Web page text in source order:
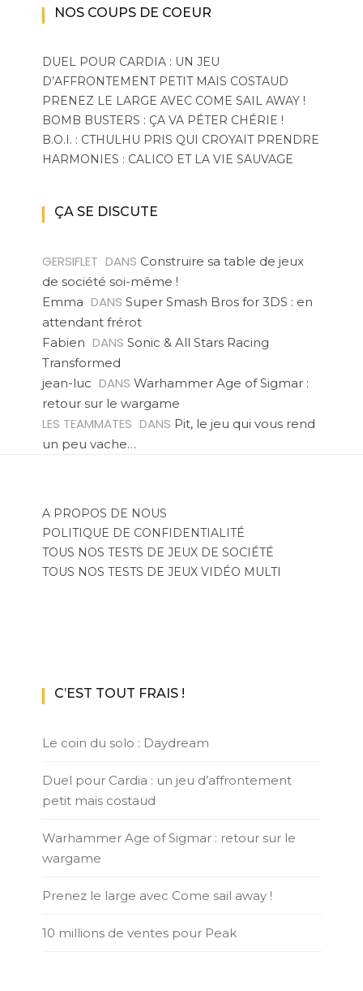
NOS COUPS DE COEUR
DUEL POUR CARDIA : UN JEU
D’AFFRONTEMENT PETIT MAIS COSTAUD
PRENEZ LE LARGE AVEC COME SAIL AWAY !
BOMB BUSTERS : ÇA VA PÉTER CHÉRIE !
B.O.I. : CTHULHU PRIS QUI CROYAIT PRENDRE
HARMONIES : CALICO ET LA VIE SAUVAGE
ÇA SE DISCUTE
GERSIFLET DANS Construire sa table de jeux
de société soi-même !
Emma DANS Super Smash Bros for 3DS : en
attendant frérot
Fabien DANS Sonic & All Stars Racing
Transformed
jean-luc DANS Warhammer Age of Sigmar :
retour sur le wargame
LES TEAMMATES DANS Pit, le jeu qui vous rend
un peu vache…
A PROPOS DE NOUS
POLITIQUE DE CONFIDENTIALITÉ
TOUS NOS TESTS DE JEUX DE SOCIÉTÉ
TOUS NOS TESTS DE JEUX VIDÉO MULTI
C’EST TOUT FRAIS !
Le coin du solo : Daydream
Duel pour Cardia : un jeu d’affrontement
petit mais costaud
Warhammer Age of Sigmar : retour sur le
wargame
Prenez le large avec Come sail away !
10 millions de ventes pour Peak